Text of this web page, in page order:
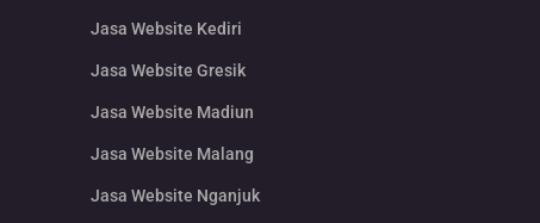
Jasa Website Kediri
Jasa Website Gresik
Jasa Website Madiun
Jasa Website Malang
Jasa Website Nganjuk